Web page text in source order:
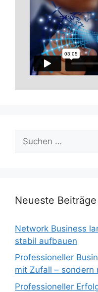
nach:
Neueste Beiträge
Network Business
stabil aufbauen
Professioneller
mit Zufall – sondern
Professioneller